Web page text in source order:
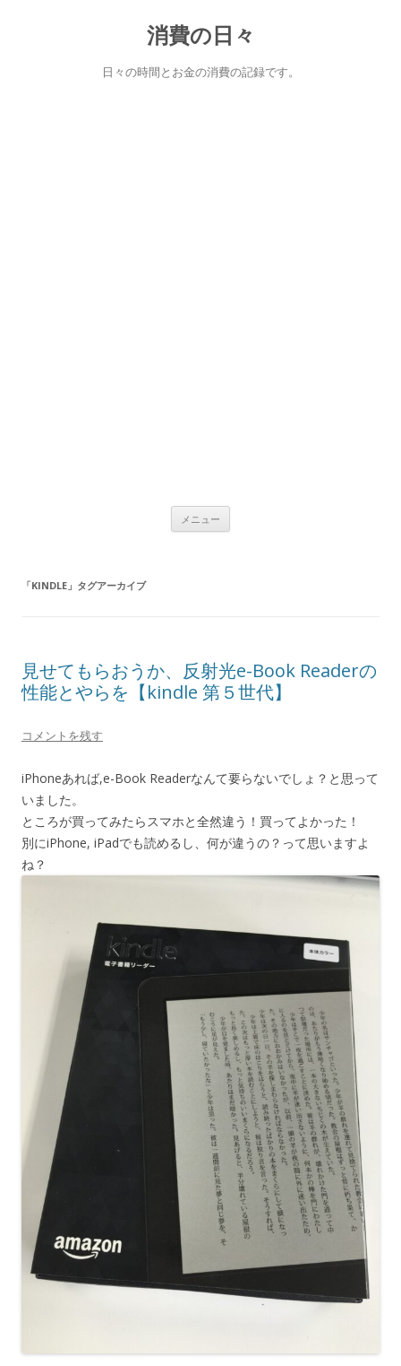
消費の日々
日々の時間とお金の消費の記録です。
メニュー
「KINDLE 」タグアーカイブ
見せてもらおうか、反射光e-Book Readerの
性能とやらを【kindle 第５世代】
コメントを残す
iPhoneあれば,e-Book Readerなんて要らないでしょ？と思って
いました。
ところが買ってみたらスマホと全然違う！買ってよかった！
別にiPhone, iPadでも読めるし、何が違うの？って思いますよ
ね？